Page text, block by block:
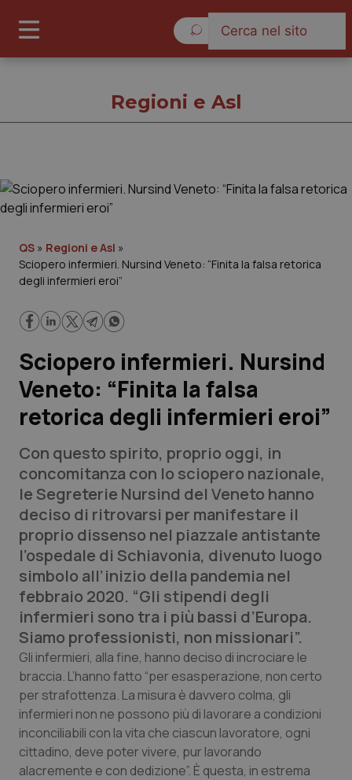
Governo e Parlamento
Regioni e Asl
Lavoro e Professioni
Scienza e Farmaci
Studi e Analisi
Lettere al direttore
Edizioni Regionali
QS Pro
Professionisti Sanitari.AI
Abruzzo
Basilicata
Calabria
Campania
QS Pro Gold
Artrite & artrosi
Asma & BPCO
Car-T
QS Club Newsletter
Regioni e Asl
QS » Regioni e Asl »
Sciopero infermieri. Nursind Veneto: “Finita la falsa retorica
degli infermieri eroi”
Sciopero infermieri. Nursind
Veneto: “Finita la falsa
retorica degli infermieri eroi”
Con questo spirito, proprio oggi, in
concomitanza con lo sciopero nazionale,
le Segreterie Nursind del Veneto hanno
deciso di ritrovarsi per manifestare il
proprio dissenso nel piazzale antistante
l’ospedale di Schiavonia, divenuto luogo
simbolo all’inizio della pandemia nel
febbraio 2020. “Gli stipendi degli
infermieri sono tra i più bassi d’Europa.
Siamo professionisti, non missionari”.
Gli infermieri, alla fine, hanno deciso di incrociare le
braccia. L’hanno fatto “per esasperazione, non certo
per strafottenza. La misura è davvero colma, gli
infermieri non ne possono più di lavorare a condizioni
inconciliabili con la vita che ciascun lavoratore, ogni
cittadino, deve poter vivere, pur lavorando
alacremente e con dedizione”. È questa, in estrema